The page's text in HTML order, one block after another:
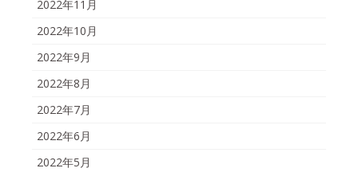
2022年11月
2022年10月
2022年9月
2022年8月
2022年7月
2022年6月
2022年5月